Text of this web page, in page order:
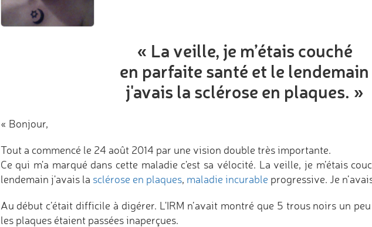
« La veille, je m’étais couché
en parfaite santé et le lendemain
j'avais la sclérose en plaques. »
« Bonjour,
Tout a commencé le 24 août 2014 par une vision double très importante.
Ce qui m'a marqué dans cette maladie c'est sa vélocité. La veille, je m’étais
lendemain j'avais la sclérose en plaques, maladie incurable progressive. Je
Au début c’était difficile à digérer. L'IRM n’avait montré que 5 trous noirs un
les plaques étaient passées inaperçues.